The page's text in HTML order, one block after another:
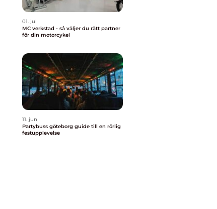
01. jul
MC verkstad - så väljer du rätt partner
för din motorcykel
11. jun
Partybuss göteborg guide till en rörlig
festupplevelse